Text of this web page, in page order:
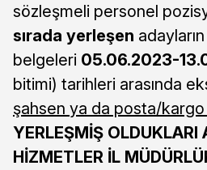
sözleşmeli personel
sırada yerleşen
belgeleri 05.06.2023-
bitimi) tarihleri arasında
şahsen ya da posta/
YERLEŞMİŞ OLDUKLARI
HİZMETLER İL